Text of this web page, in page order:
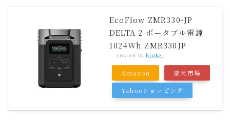
EcoFlow ZMR330-JP
DELTA 2 ポータブル電源
1024Wh ZMR330JP
created byRinker
Amazon 楽天市場
Yahooショッピング